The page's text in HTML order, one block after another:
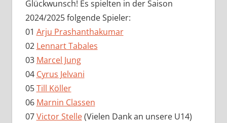
Glückwunsch! Es spielten in der Saison
2024/2025 folgende Spieler:
01 Arju Prashanthakumar
02 Lennart Tabales
03 Marcel Jung
04 Cyrus Jelvani
05Till Köller
06 Marnin Classen
07Victor Stelle(Vielen Dank an unsere U14)